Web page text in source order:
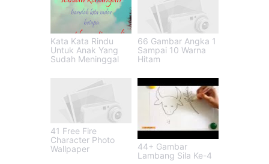
Kata Kata Rindu
Untuk Anak Yang
Sudah Meninggal
66 Gambar Angka 1
Sampai 10 Warna
Hitam
41 Free Fire
Character Photo
Wallpaper
44+ Gambar
Lambang Sila Ke-4